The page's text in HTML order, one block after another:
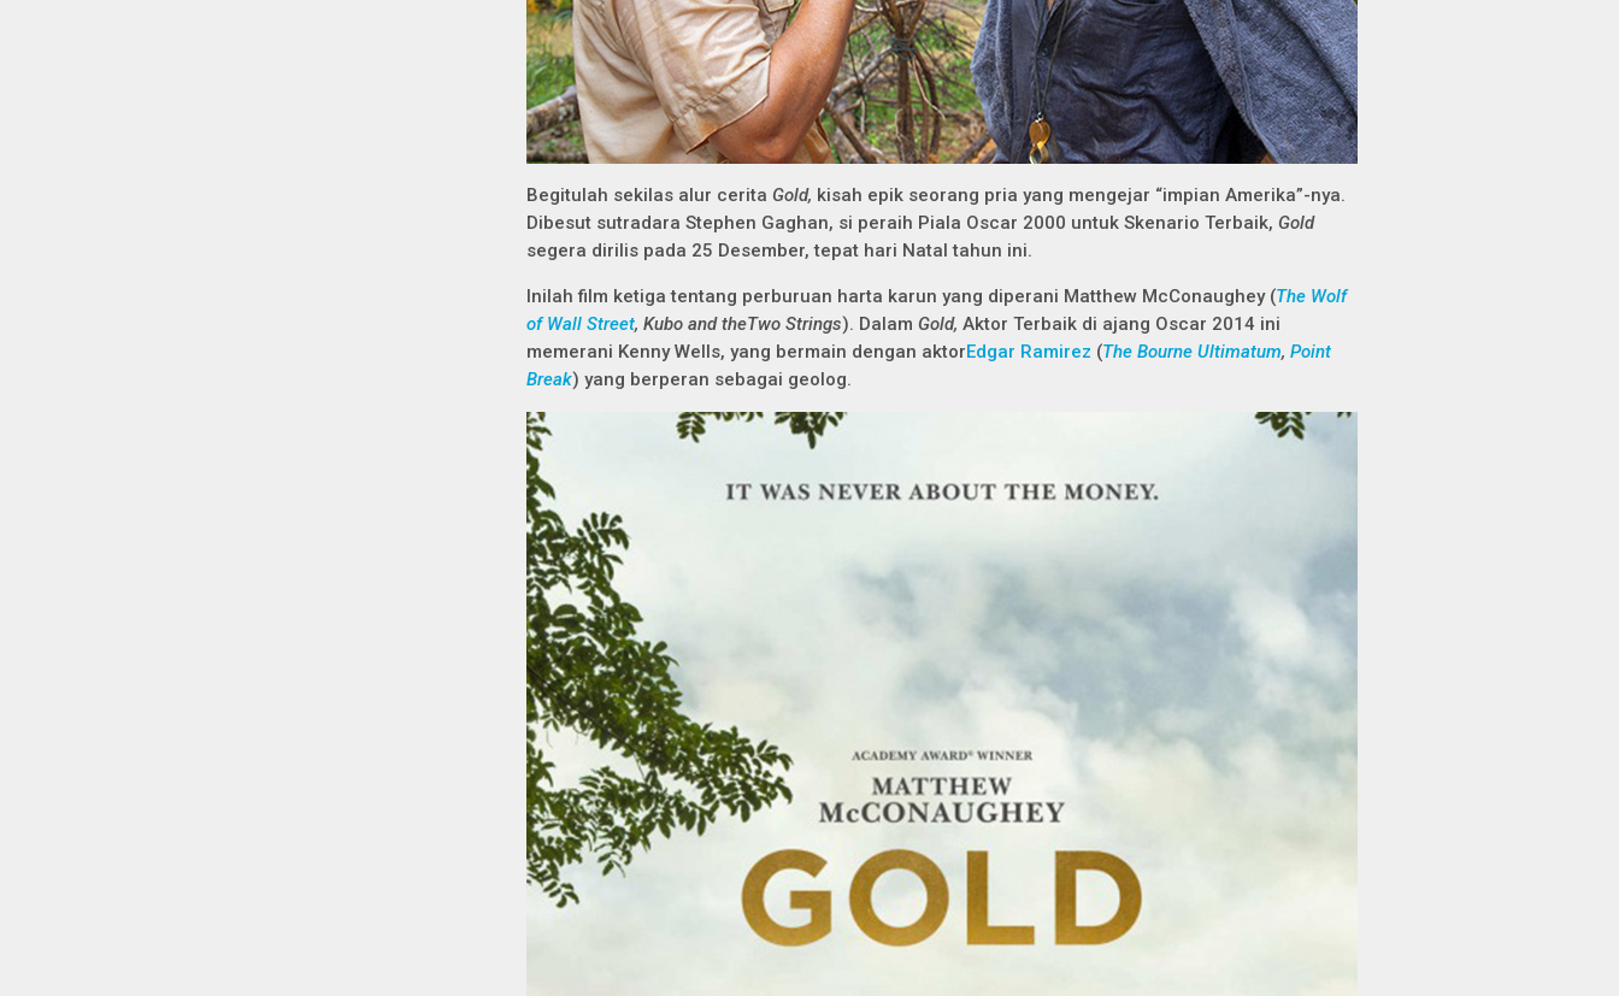
Begitulah sekilas alur cerita Gold, kisah epik seorang pria yang mengejar “impian Amerika”-nya.
Dibesut sutradara Stephen Gaghan, si peraih Piala Oscar 2000 untuk Skenario Terbaik, Gold
segera dirilis pada 25 Desember, tepat hari Natal tahun ini.
Inilah film ketiga tentang perburuan harta karun yang diperani Matthew McConaughey (The Wolf
of Wall Street, Kubo and theTwo Strings). Dalam Gold, Aktor Terbaik di ajang Oscar 2014 ini
memerani Kenny Wells, yang bermain dengan aktorEdgar Ramirez (The Bourne Ultimatum, Point
Break) yang berperan sebagai geolog.